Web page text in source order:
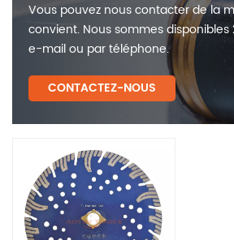
Vous pouvez nous contacter de la
convient. Nous sommes
e-mail ou par téléphone.
CONTACTEZ-NOUS